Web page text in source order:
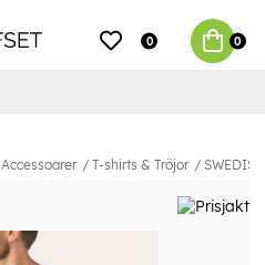
0 0
Accessoarer T-shirts & Tröjor